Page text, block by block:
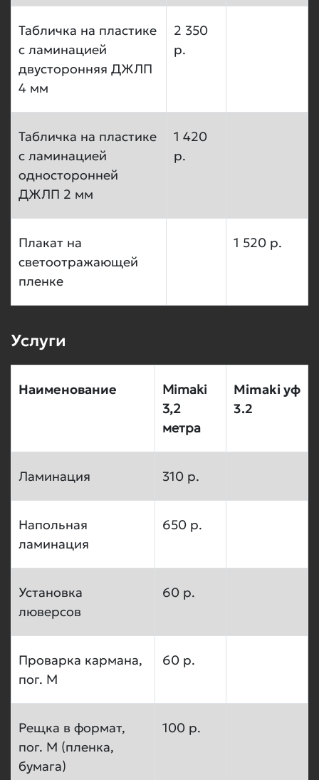
Табличка на пластике
с ламинацией
двусторонняя ДЖЛП
4 мм
2 350
р.
Табличка на пластике
с ламинацией
односторонней
ДЖЛП 2 мм
1 420
р.
Плакат на
светоотражающей
пленке
1 520 р.
Услуги
Наименование
Mimaki
3,2
метра
Mimaki уф
3.2
Ламинация 310 р.
Напольная
ламинация
650 р.
Установка
люверсов
60 р.
Проварка кармана,
пог. М
60 р.
Рещка в формат,
пог. М (пленка,
бумага)
100 р.